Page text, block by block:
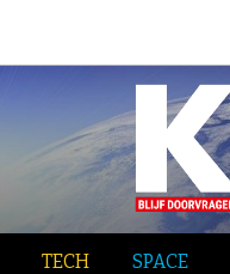
TECH SPACE